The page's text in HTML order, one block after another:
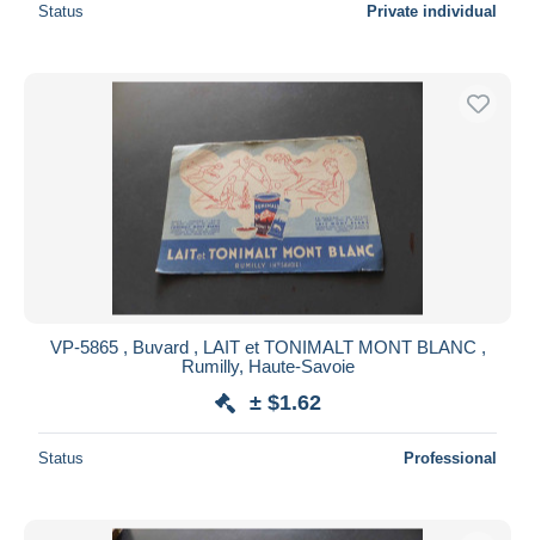
Status Private individual
VP-5865 , Buvard , LAIT et TONIMALT MONT BLANC ,
Rumilly, Haute-Savoie
± $1.62
Status Professional